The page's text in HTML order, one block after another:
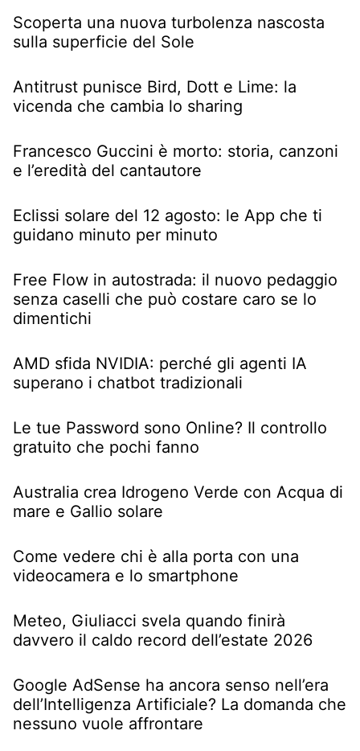
Scoperta una nuova turbolenza nascosta
sulla superficie del Sole
Antitrust punisce Bird, Dott e Lime: la
vicenda che cambia lo sharing
Francesco Guccini è morto: storia, canzoni
e l’eredità del cantautore
Eclissi solare del 12 agosto: le App che ti
guidano minuto per minuto
Free Flow in autostrada: il nuovo pedaggio
senza caselli che può costare caro se lo
dimentichi
AMD sfida NVIDIA: perché gli agenti IA
superano i chatbot tradizionali
Le tue Password sono Online? Il controllo
gratuito che pochi fanno
Australia crea Idrogeno Verde con Acqua di
mare e Gallio solare
Come vedere chi è alla porta con una
videocamera e lo smartphone
Meteo, Giuliacci svela quando finirà
davvero il caldo record dell’estate 2026
Google AdSense ha ancora senso nell’era
dell’Intelligenza Artificiale? La domanda che
nessuno vuole affrontare